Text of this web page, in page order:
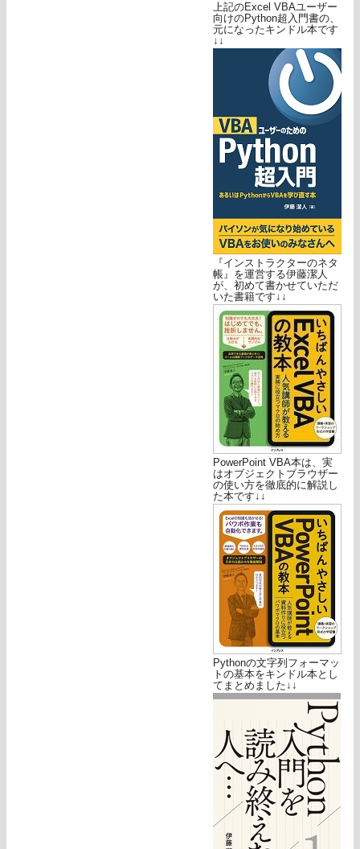
上記のExcel VBAユーザー
向けのPython超入門書の、
元になったキンドル本です
↓↓
『インストラクターのネタ
帳』を運営する伊藤潔人
が、初めて書かせていただ
いた書籍です↓↓
PowerPoint VBA本は、実
はオブジェクトブラウザー
の使い方を徹底的に解説し
た本です↓↓
Pythonの文字列フォーマッ
トの基本をキンドル本とし
てまとめました↓↓